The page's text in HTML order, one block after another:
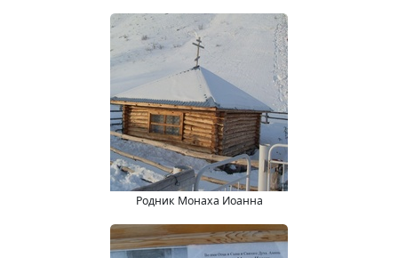
Родник Монаха Иоанна